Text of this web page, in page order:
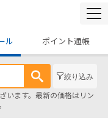
ル ポイント通帳
絞り込み
います。最新の価格はリン